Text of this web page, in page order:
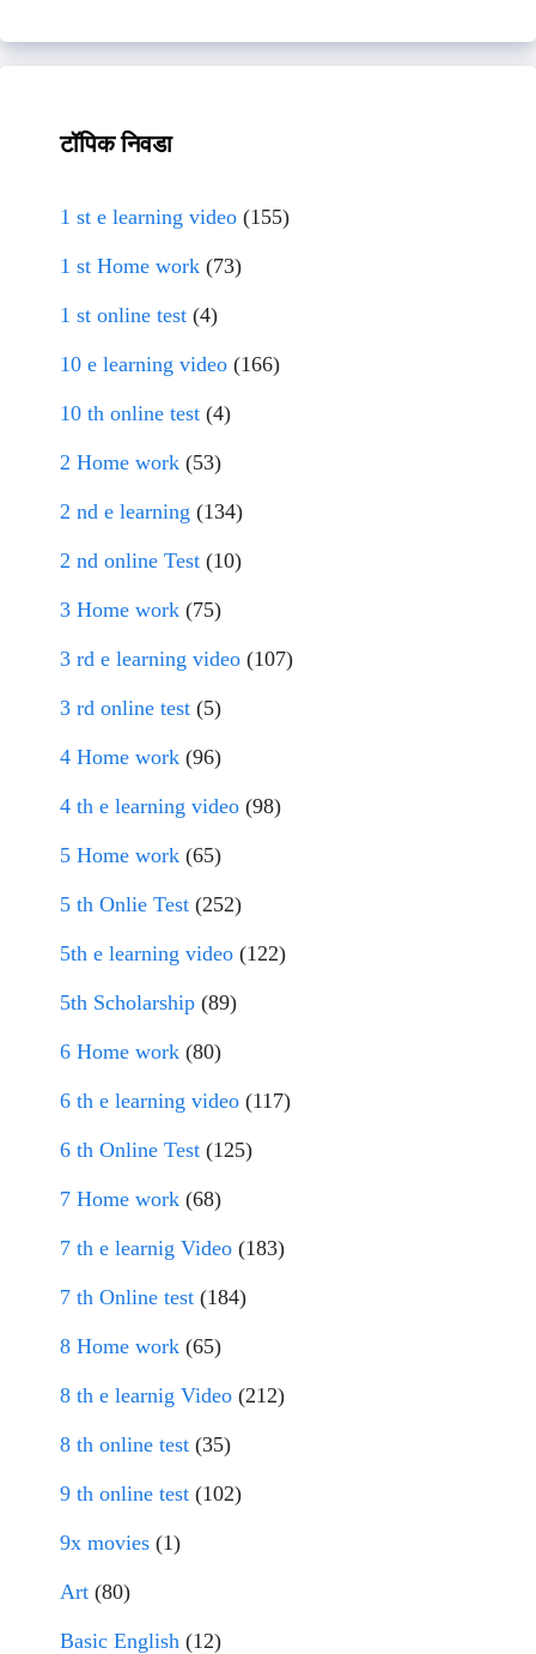
टॉपिक निवडा
1 st e learning video (155)
1 st Home work (73)
1 st online test (4)
10 e learning video (166)
10 th online test (4)
2 Home work (53)
2 nd e learning (134)
2 nd online Test (10)
3 Home work (75)
3 rd e learning video (107)
3 rd online test (5)
4 Home work (96)
4 th e learning video (98)
5 Home work (65)
5 th Onlie Test (252)
5th e learning video (122)
5th Scholarship (89)
6 Home work (80)
6 th e learning video (117)
6 th Online Test (125)
7 Home work (68)
7 th e learnig Video (183)
7 th Online test (184)
8 Home work (65)
8 th e learnig Video (212)
8 th online test (35)
9 th online test (102)
9x movies (1)
Art (80)
Basic English (12)